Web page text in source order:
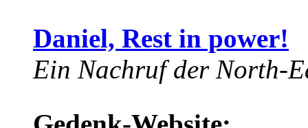
Daniel, Rest in power!
Ein Nachruf der North-